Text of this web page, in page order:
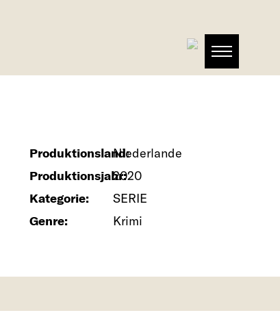
Produktionsland:Niederlande
Produktionsjahr:2020
Kategorie:
SERIE
Genre:
Krimi